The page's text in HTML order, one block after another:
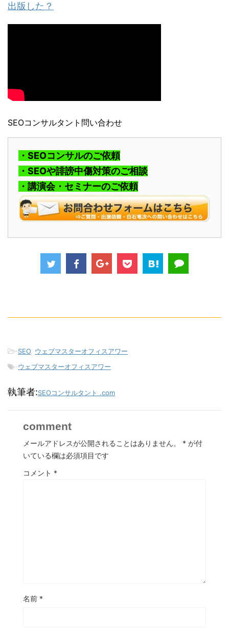
出版した？
SEOコンサルタント問い合わせ
・SEOコンサルのご依頼
・SEOや誹謗中傷対策のご相談
・講演会・セミナーのご依頼
-SEO, ウェブマスターオフィスアワー
-ウェブマスターオフィスアワー
執筆者:SEOコンサルタント .com
comment
メールアドレスが公開されることはありません。 * が付
いている欄は必須項目です
コメント *
名前 *